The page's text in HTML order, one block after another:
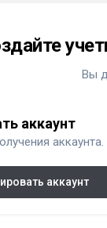
Вы
аккаунт
аккаунт